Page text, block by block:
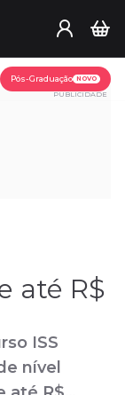
Pós-Graduação NOVO
PUBLICIDADE
até R$
ISS
nível